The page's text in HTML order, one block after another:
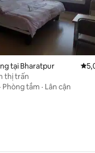
5, 13 đánh giá
tại Bharatpur
Trung tâm thị trấn
· Phòng tắm · Lân cận